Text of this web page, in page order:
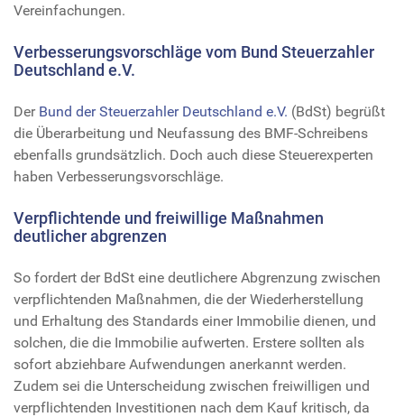
Vereinfachungen.
Verbesserungsvorschläge vom Bund Steuerzahler
Deutschland e.V.
Der Bund der Steuerzahler Deutschland e.V. (BdSt) begrüßt
die Überarbeitung und Neufassung des BMF-Schreibens
ebenfalls grundsätzlich. Doch auch diese Steuerexperten
haben Verbesserungsvorschläge.
Verpflichtende und freiwillige Maßnahmen
deutlicher abgrenzen
So fordert der BdSt eine deutlichere Abgrenzung zwischen
verpflichtenden Maßnahmen, die der Wiederherstellung
und Erhaltung des Standards einer Immobilie dienen, und
solchen, die die Immobilie aufwerten. Erstere sollten als
sofort abziehbare Aufwendungen anerkannt werden.
Zudem sei die Unterscheidung zwischen freiwilligen und
verpflichtenden Investitionen nach dem Kauf kritisch, da